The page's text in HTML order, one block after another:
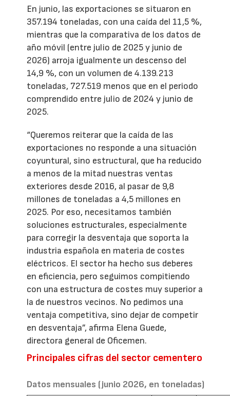
En junio, las exportaciones se situaron en
357.194 toneladas, con una caída del 11,5 %,
mientras que la comparativa de los datos de
año móvil (entre julio de 2025 y junio de
2026) arroja igualmente un descenso del
14,9 %, con un volumen de 4.139.213
toneladas, 727.519 menos que en el periodo
comprendido entre julio de 2024 y junio de
2025.
“Queremos reiterar que la caída de las
exportaciones no responde a una situación
coyuntural, sino estructural, que ha reducido
a menos de la mitad nuestras ventas
exteriores desde 2016, al pasar de 9,8
millones de toneladas a 4,5 millones en
2025. Por eso, necesitamos también
soluciones estructurales, especialmente
para corregir la desventaja que soporta la
industria española en materia de costes
eléctricos. El sector ha hecho sus deberes
en eficiencia, pero seguimos compitiendo
con una estructura de costes muy superior a
la de nuestros vecinos. No pedimos una
ventaja competitiva, sino dejar de competir
en desventaja”, afirma Elena Guede,
directora general de Oficemen.
Principales cifras del sector cementero
Datos mensuales (junio 2026, en toneladas)